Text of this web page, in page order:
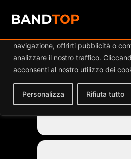
Diamo valore alla tua
navigazione, offrirti pubblicità o
analizzare il nostro traffico.
acconsenti al nostro utilizzo dei
Personalizza Rifiuta tutto
BANDTOP
Events